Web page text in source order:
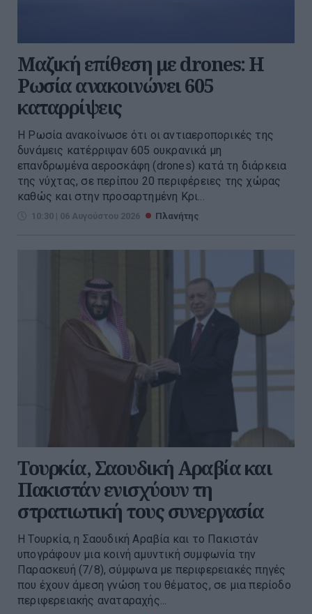
Μαζική επίθεση με drones: Η
Ρωσία ανακοινώνει 605
καταρρίψεις
Η Ρωσία ανακοίνωσε ότι οι αντιαεροπορικές της
δυνάμεις κατέρριψαν 605 ουκρανικά μη
επανδρωμένα αεροσκάφη (drones) κατά τη διάρκεια
της νύχτας, σε περίπου 20 περιφέρειες της χώρας
καθώς και στην προσαρτημένη Κρι...
10:30 | 06 Αυγούστου 2026 Πλανήτης
Τουρκία, Σαουδική Αραβία και
Πακιστάν ενισχύουν τη
στρατιωτική τους συνεργασία
Η Τουρκία, η Σαουδική Αραβία και το Πακιστάν
υπογράφουν μια κοινή αμυντική συμφωνία την
Παρασκευή (7/8), σύμφωνα με περιφερειακές πηγές
που έχουν άμεση γνώση του θέματος, σε μια περίοδο
περιφερειακής αναταραχής...